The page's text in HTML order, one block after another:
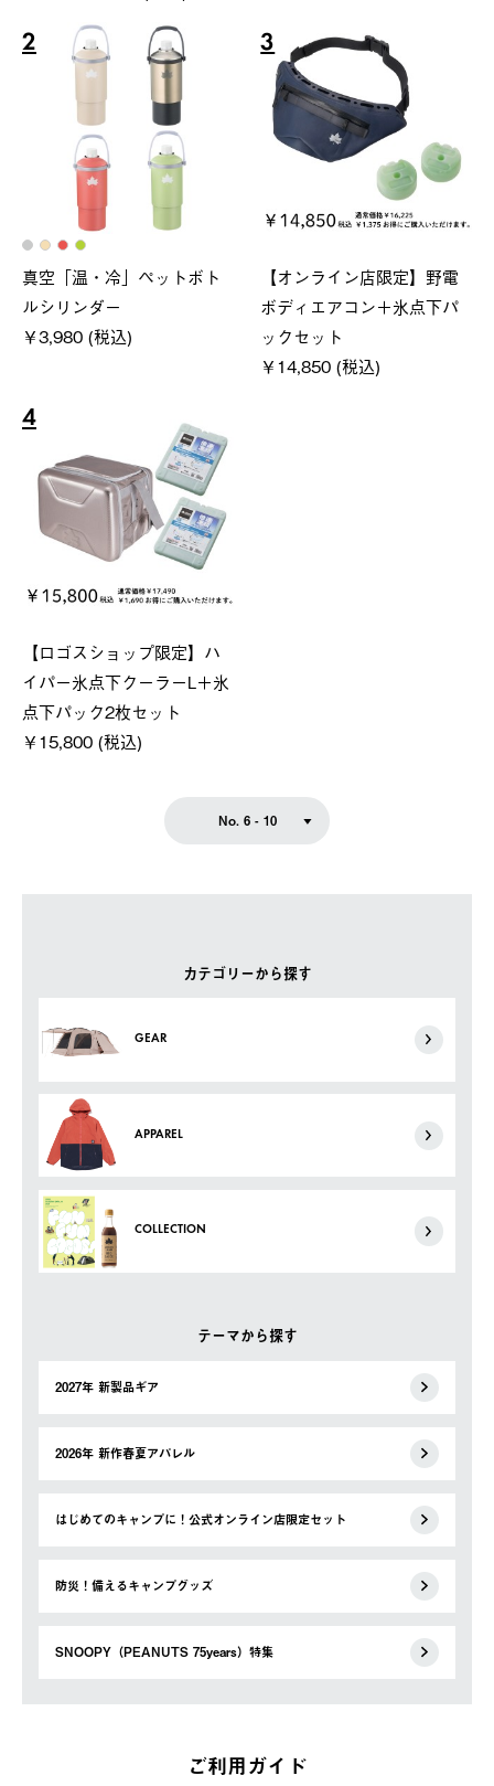
カテゴリーから探す
GEAR
APPAREL
COLLECTION
テーマから探す
2027年 新製品ギア
2026年 新作春夏アパレル
はじめてのキャンプに！公式オンライン店限定セット
防災！備えるキャンプグッズ
SNOOPY（PEANUTS 75years）特集
2
真空「温・冷」ペットボト
ルシリンダー
￥3,980 (税込)
3
【オンライン店限定】野電
ボディエアコン＋氷点下パ
ックセット
￥14,850 (税込)
4
【ロゴスショップ限定】ハ
イパー氷点下クーラーL＋氷
点下パック2枚セット
￥15,800 (税込)
No. 6 - 10
ご利用ガイド